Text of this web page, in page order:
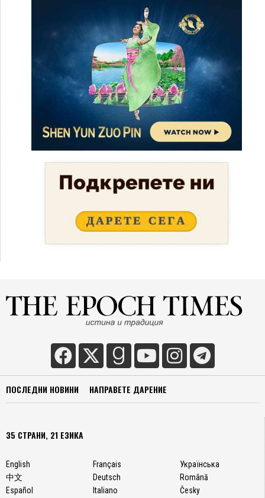
ПОСЛЕДНИ НОВИНИ НАПРАВЕТЕ ДАРЕНИЕ
35 СТРАНИ, 21 ЕЗИКА
English
中文
Español
Français
Deutsch
Italiano
Українська
Română
Česky